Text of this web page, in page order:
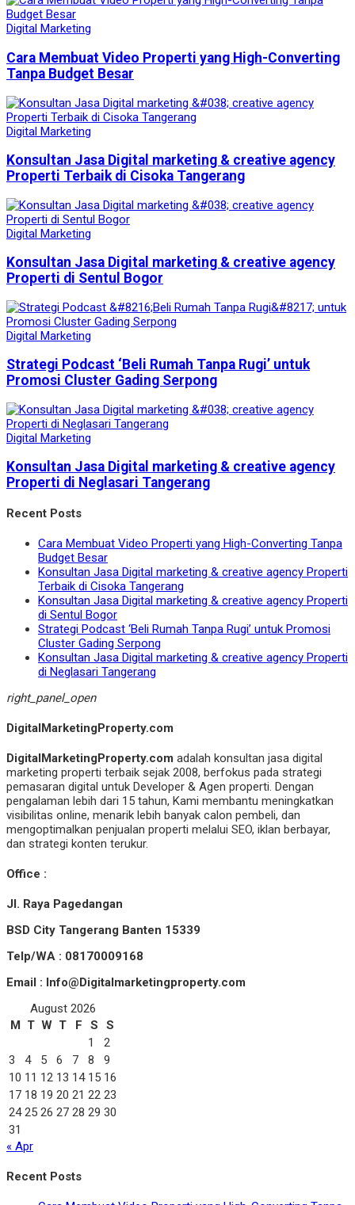
Digital Marketing
Cara Membuat Video Properti yang High-Converting
Tanpa Budget Besar
Digital Marketing
Konsultan Jasa Digital marketing & creative agency
Properti Terbaik di Cisoka Tangerang
Digital Marketing
Konsultan Jasa Digital marketing & creative agency
Properti di Sentul Bogor
Digital Marketing
Strategi Podcast ‘Beli Rumah Tanpa Rugi’ untuk
Promosi Cluster Gading Serpong
Digital Marketing
Konsultan Jasa Digital marketing & creative agency
Properti di Neglasari Tangerang
Recent Posts
Cara Membuat Video Properti yang High-Converting Tanpa
Budget Besar
Konsultan Jasa Digital marketing & creative agency Properti
Terbaik di Cisoka Tangerang
Konsultan Jasa Digital marketing & creative agency Properti
di Sentul Bogor
Strategi Podcast ‘Beli Rumah Tanpa Rugi’ untuk Promosi
Cluster Gading Serpong
Konsultan Jasa Digital marketing & creative agency Properti
di Neglasari Tangerang
right_panel_open
DigitalMarketingProperty.com
DigitalMarketingProperty.com adalah konsultan jasa digital
marketing properti terbaik sejak 2008, berfokus pada strategi
pemasaran digital untuk Developer & Agen properti. Dengan
pengalaman lebih dari 15 tahun, Kami membantu meningkatkan
visibilitas online, menarik lebih banyak calon pembeli, dan
mengoptimalkan penjualan properti melalui SEO, iklan berbayar,
dan strategi konten terukur.
Office :
Jl. Raya Pagedangan
BSD City Tangerang Banten 15339
Telp/WA : 08170009168
Email : Info@Digitalmarketingproperty.com
August 2026
M T W T F S
S
1
2
3
4 5 6 7 8
9
10 11 12 13 14 15 16
17 18 19 20 21 22 23
24 25 26 27 28 29 30
31
« Apr
Recent Posts